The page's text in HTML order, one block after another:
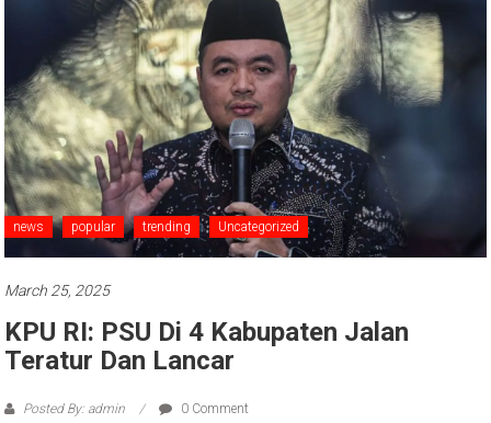
news popular trending Uncategorized
March 25, 2025
KPU RI: PSU Di 4 Kabupaten Jalan
Teratur Dan Lancar
Posted By: admin 0 Comment